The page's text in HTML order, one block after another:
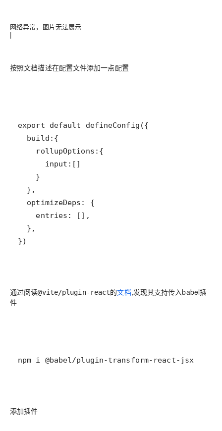
网络异常，图片无法展示
|
按照文档描述在配置文件添加一点配置
})
通过阅读@vite/plugin-react的文档,发现其支持传入babel插
件
npm i @babel/plugin-transform-react-jsx
添加插件